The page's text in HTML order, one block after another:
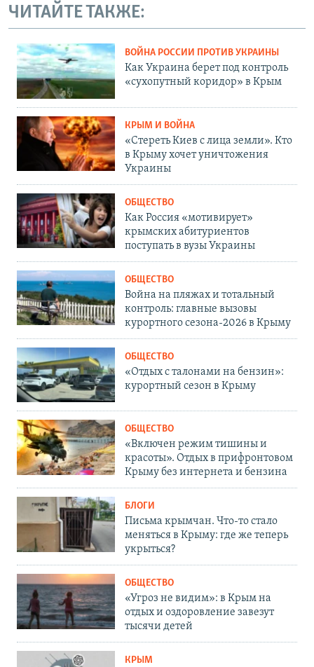
ЧИТАЙТЕ ТАКЖЕ:
ВОЙНА РОССИИ ПРОТИВ УКРАИНЫ
Как Украина берет под контроль
«сухопутный коридор» в Крым
КРЫМ И ВОЙНА
«Стереть Киев с лица земли». Кто
в Крыму хочет уничтожения
Украины
ОБЩЕСТВО
Как Россия «мотивирует»
крымских абитуриентов
поступать в вузы Украины
ОБЩЕСТВО
Война на пляжах и тотальный
контроль: главные вызовы
курортного сезона-2026 в Крыму
ОБЩЕСТВО
«Отдых с талонами на бензин»:
курортный сезон в Крыму
ОБЩЕСТВО
«Включен режим тишины и
красоты». Отдых в прифронтовом
Крыму без интернета и бензина
БЛОГИ
Письма крымчан. Что-то стало
меняться в Крыму: где же теперь
укрыться?
ОБЩЕСТВО
«Угроз не видим»: в Крым на
отдых и оздоровление завезут
тысячи детей
КРЫМ